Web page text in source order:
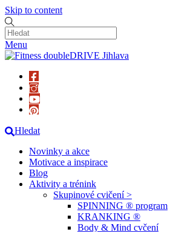
Skip to content
Menu
Hledat
Novinky a akce
Motivace a inspirace
Blog
Aktivity a trénink
Skupinové cvičení >
SPINNING ® program
KRANKING ®
Body & Mind cvčení